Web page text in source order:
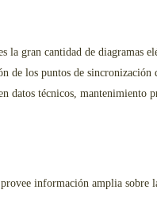
gran cantidad de diagramas
de los puntos de sincronización
datos técnicos, mantenimiento
información amplia sobre